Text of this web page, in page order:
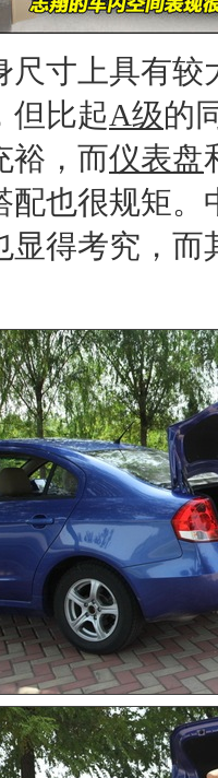
尺寸上具有较
但比起A级的
裕，而仪表盘
配也很规矩
显得考究，